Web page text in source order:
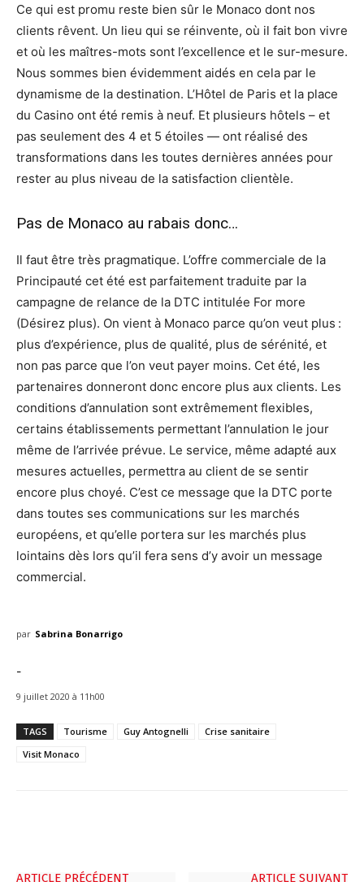
Ce qui est promu reste bien sûr le Monaco dont nos
clients rêvent. Un lieu qui se réinvente, où il fait bon vivre
et où les maîtres-mots sont l’excellence et le sur-mesure.
Nous sommes bien évidemment aidés en cela par le
dynamisme de la destination. L’Hôtel de Paris et la place
du Casino ont été remis à neuf. Et plusieurs hôtels – et
pas seulement des 4 et 5 étoiles — ont réalisé des
transformations dans les toutes dernières années pour
rester au plus niveau de la satisfaction clientèle.
Pas de Monaco au rabais donc…
Il faut être très pragmatique. L’offre commerciale de la
Principauté cet été est parfaitement traduite par la
campagne de relance de la DTC intitulée For more
(Désirez plus). On vient à Monaco parce qu’on veut plus :
plus d’expérience, plus de qualité, plus de sérénité, et
non pas parce que l’on veut payer moins. Cet été, les
partenaires donneront donc encore plus aux clients. Les
conditions d’annulation sont extrêmement flexibles,
certains établissements permettant l’annulation le jour
même de l’arrivée prévue. Le service, même adapté aux
mesures actuelles, permettra au client de se sentir
encore plus choyé. C’est ce message que la DTC porte
dans toutes ses communications sur les marchés
européens, et qu’elle portera sur les marchés plus
lointains dès lors qu’il fera sens d’y avoir un message
commercial.
par Sabrina Bonarrigo
-
9 juillet 2020 à 11h00
TAGS Tourisme Guy Antognelli
Crise sanitaire
Visit Monaco
ARTICLE PRÉCÉDENT ARTICLE SUIVANT